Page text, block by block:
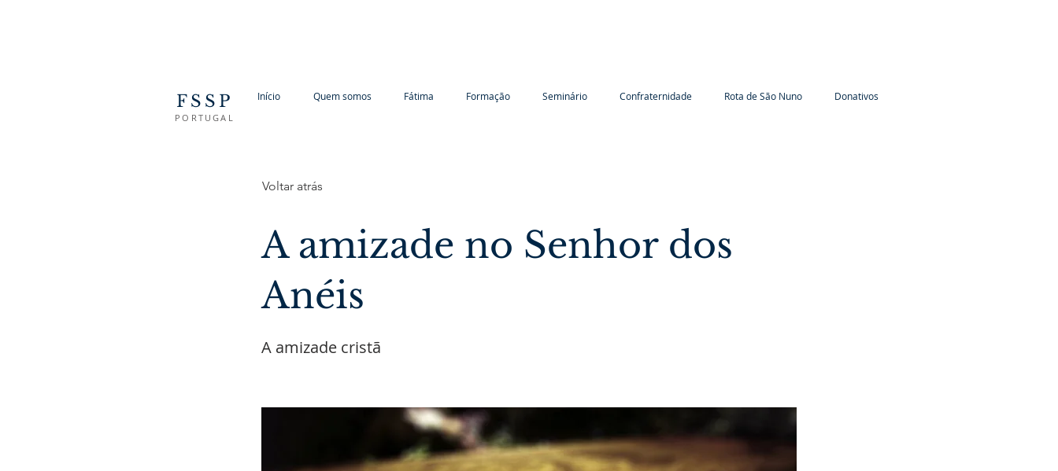
FSSP
PORTUGAL
Início Quem somos Fátima Formação Seminário Confraternidade Rota de São Nuno Donativos
Voltar atrás
A amizade no Senhor dos
Anéis
A amizade cristã